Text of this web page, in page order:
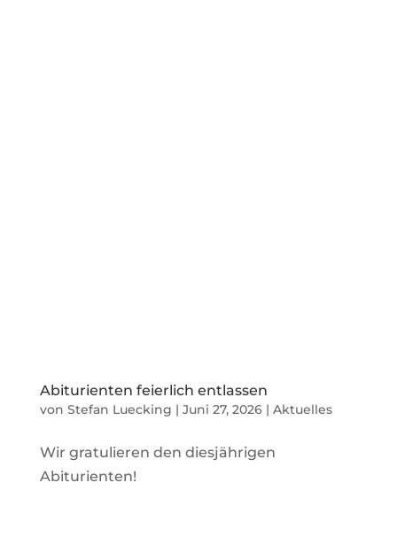
Abiturienten feierlich entlassen
von Stefan Luecking | Juni 27, 2026| Aktuelles
Wir gratulieren den diesjährigen
Abiturienten!